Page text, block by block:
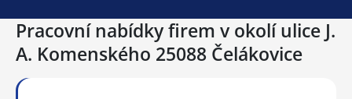
Pracovní nabídky firem v okolí ulice J.
A. Komenského 25088 Čelákovice